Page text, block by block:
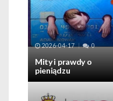
2026-04-17 0
Mity i prawdy o
pieniądzu